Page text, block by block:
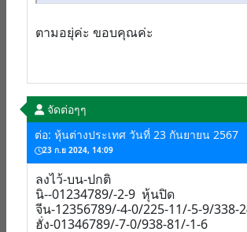
ตามอยุ่ค่ะ ขอบคุณค่ะ
จัดต่อๆๆ
ต่อ: หุ้นต่างประเทศ วันที่ 23 กันยายน 2567
23 ก.ย 2024, 14:09
ลงไว้-บน-ปกติ
นิ--01234789/-2-9 หุ้นปิด
จีน-12356789/-4-0/225-11/-5-9/338-
ฮั่ง-01346789/-7-0/938-81/-1-6